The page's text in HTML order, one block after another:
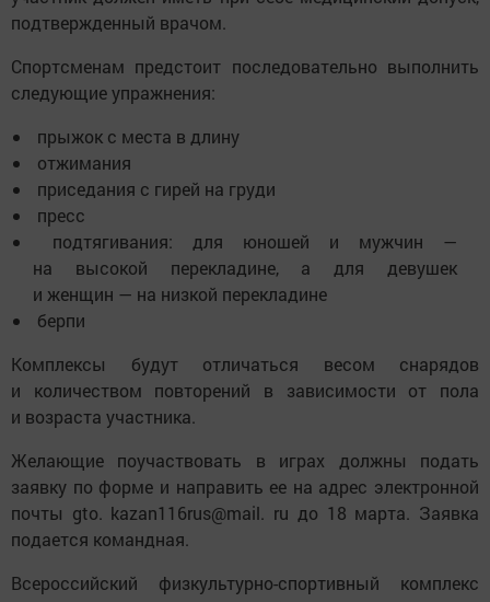
подтвержденный врачом.
Спортсменам предстоит последовательно выполнить
следующие упражнения:
прыжок с места в длину
отжимания
приседания с гирей на груди
пресс
подтягивания: для юношей и мужчин —
на высокой перекладине, а для девушек
и женщин — на низкой перекладине
берпи
Комплексы будут отличаться весом снарядов
и количеством повторений в зависимости от пола
и возраста участника.
Желающие поучаствовать в играх должны подать
заявку по форме и направить ее на адрес электронной
почты gto. kazan116rus@mail. ru до 18 марта. Заявка
подается командная.
Всероссийский физкультурно-спортивный комплекс